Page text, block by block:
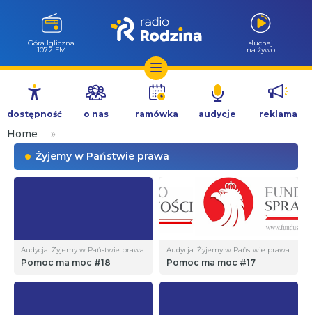
Przejdź
treści
Góra Igliczna
107.2 FM
słuchaj
na żywo
dostępność o nas ramówka audycje reklama
Home
»
Żyjemy w Państwie prawa
Audycja: Żyjemy w Państwie prawa
Pomoc ma moc #18
Audycja: Żyjemy w Państwie prawa
Pomoc ma moc #17